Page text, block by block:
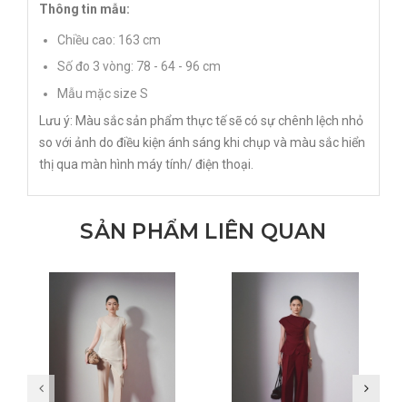
Thông tin mẫu:
Chiều cao: 163 cm
Số đo 3 vòng: 78 - 64 - 96 cm
Mẫu mặc size S
Lưu ý: Màu sắc sản phẩm thực tế sẽ có sự chênh lệch nhỏ
so với ảnh do điều kiện ánh sáng khi chụp và màu sắc hiển
thị qua màn hình máy tính/ điện thoại.
SẢN PHẨM LIÊN QUAN